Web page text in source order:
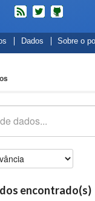
feed twitterCódigos
fonte
de
no
Dados Sobre o
encontrado(s)